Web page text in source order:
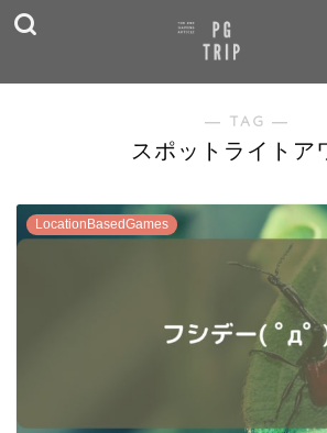
― TAG ―
スポットライトア
LocationBasedGames